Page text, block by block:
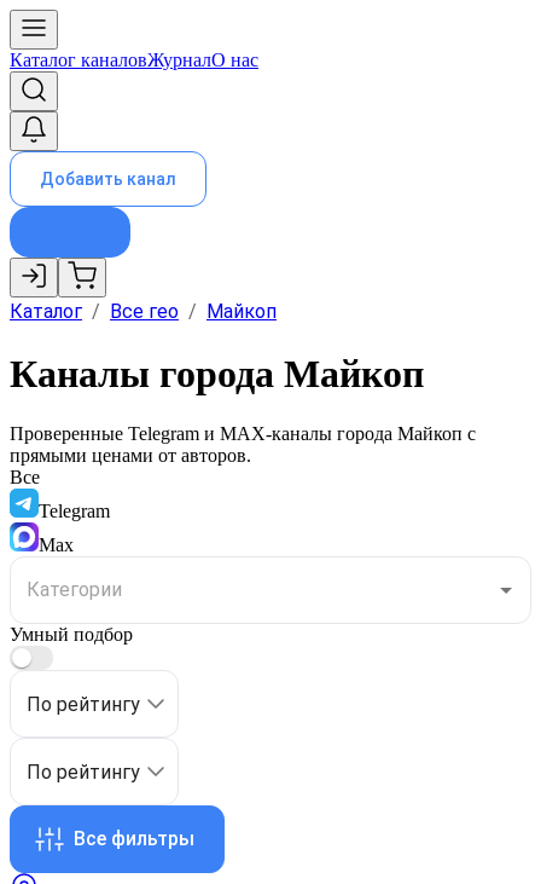
Каталог каналовЖурналО нас
Добавить канал
Каталог / Все гео / Майкоп
Каналы города Майкоп
Проверенные Telegram и MAX-каналы города Майкоп с
прямыми ценами от авторов.
Все
Telegram
Max
Умный подбор
По рейтингу
По рейтингу
Все фильтры